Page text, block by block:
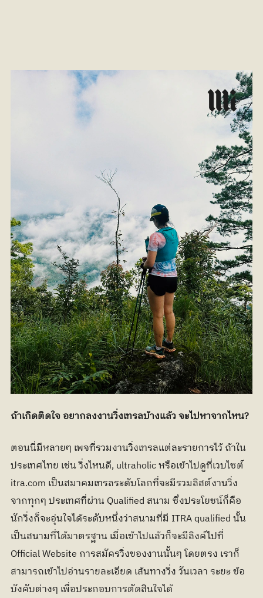
ถ้าเกิดติดใจ อยากลงงานวิ่งเทรลบ้างแล้ว จะไปหาจากไหน?
ตอนนี่มีหลายๆ เพจที่รวมงานวิ่งเทรลแต่ละรายการไว้ ถ้าใน
ประเทศไทย เช่น วิ่งไหนดี, ultraholic หรือเข้าไปดูที่เวบไซต์
itra.com เป็นสมาคมเทรลระดับโลกที่จะมีรวมลิสต์งานวิ่ง
จากทุกๆ ประเทศที่ผ่าน Qualified สนาม ซึ่งประโยชน์ก็คือ
นักวิ่งก็จะอุ่นใจได้ระดับหนึ่งว่าสนามที่มี ITRA qualified นั้น
เป็นสนามที่ได้มาตรฐาน เมื่อเข้าไปแล้วก็จะมีลิงค์ไปที่
Official Website การสมัครวิ่งของงานนั้นๆ โดยตรง เราก็
สามารถเข้าไปอ่านรายละเอียด เส้นทางวิ่ง วันเวลา ระยะ ข้อ
บังคับต่างๆ เพื่อประกอบการตัดสินใจได้